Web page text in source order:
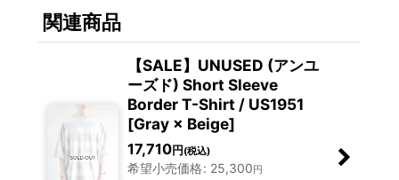
関連商品
【SALE】UNUSED (アンユ
ーズド) Short Sleeve
Border T-Shirt / US1951
[Gray × Beige]
17,710円 (税込)
希望小売価格: 25,300 円